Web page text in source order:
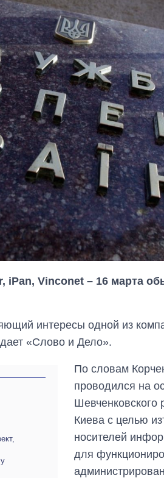
iPan, Vinconet – 16 марта
интересы одной из
«Слово и Дело».
По словам
проводился на
Шевченковского
Киева с целью
носителей
для